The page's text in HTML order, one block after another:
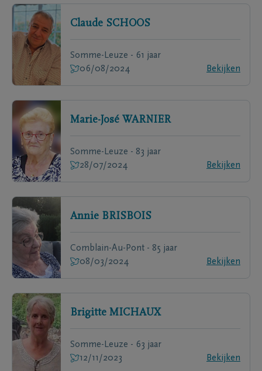
Claude SCHOOS
Somme-Leuze - 61 jaar
06/08/2024
Bekijken
Marie-José WARNIER
Somme-Leuze - 83 jaar
28/07/2024
Bekijken
Annie BRISBOIS
Comblain-Au-Pont - 85 jaar
08/03/2024
Bekijken
Brigitte MICHAUX
Somme-Leuze - 63 jaar
12/11/2023
Bekijken